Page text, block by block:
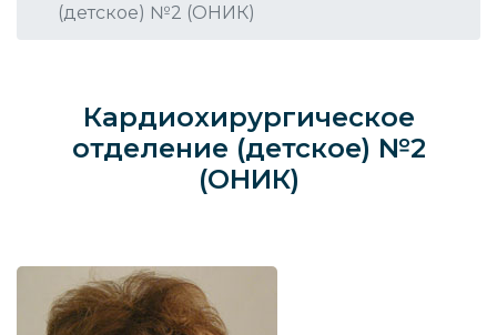
(детское) №2 (ОНИК)
Кардиохирургическое
отделение (детское) №2
(ОНИК)